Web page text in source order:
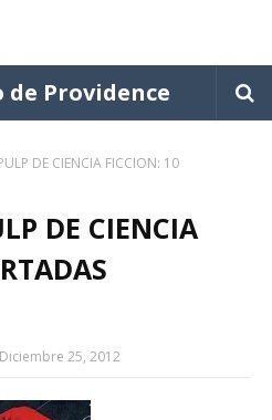
de Providence
DE CIENCIA FICCION: 10
DE CIENCIA
Diciembre 25, 2012